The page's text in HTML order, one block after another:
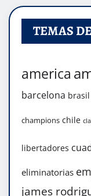
TEMAS
america
barcelona brasil
champions chile
libertadores
eliminatorias
james